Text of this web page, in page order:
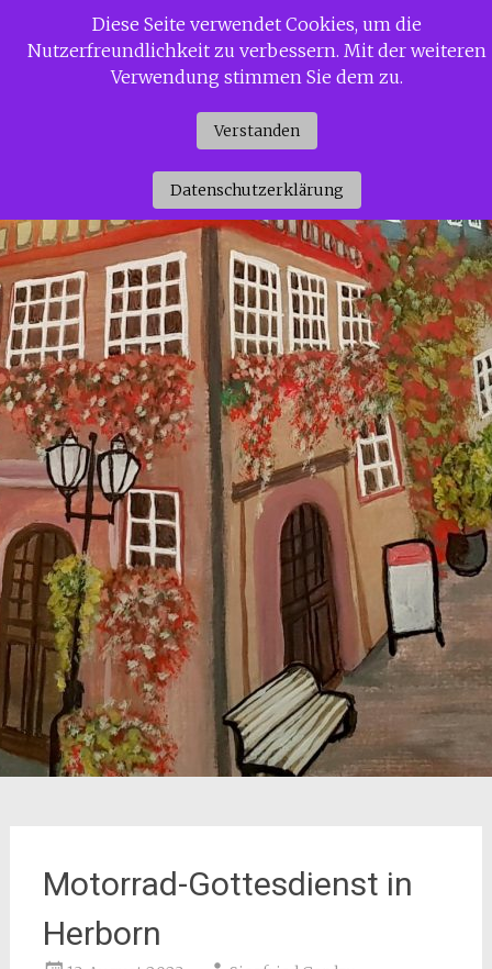
InhaltSiggi Gerdaus Welt
Motorrad-Gottesdienst in
Herborn
Diese Seite verwendet Cookies, um die
Nutzerfreundlichkeit zu verbessern. Mit der weiteren
Verwendung stimmen Sie dem zu.
Verstanden
Datenschutzerklärung